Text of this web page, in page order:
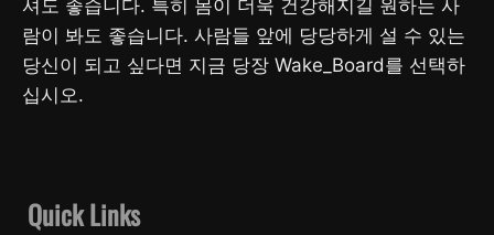
셔도 좋습니다. 특히 몸이 더욱 건강해지길 원하는 사
람이 봐도 좋습니다. 사람들 앞에 당당하게 설 수 있는
당신이 되고 싶다면 지금 당장 Wake_Board를 선택하
십시오.
Quick Links